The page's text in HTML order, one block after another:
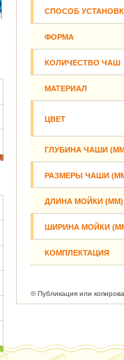
© Публикация или
СПОСОБ
ФОРМА
КОЛИЧЕСТВО ЧАШ
МАТЕРИАЛ
ЦВЕТ
ГЛУБИНА ЧАШИ
РАЗМЕРЫ ЧАШИ
ДЛИНА МОЙКИ (ММ)
ШИРИНА МОЙКИ
КОМПЛЕКТАЦИЯ